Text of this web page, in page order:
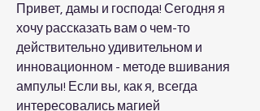
Привет, дамы и господа! Сегодня я
хочу рассказать вам о чем-то
действительно удивительном и
инновационном - методе вшивания
ампулы! Если вы, как я, всегда
интересовались магией